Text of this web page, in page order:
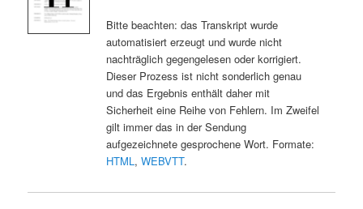
Bitte beachten: das Transkript wurde
automatisiert erzeugt und wurde nicht
nachträglich gegengelesen oder korrigiert.
Dieser Prozess ist nicht sonderlich genau
und das Ergebnis enthält daher mit
Sicherheit eine Reihe von Fehlern. Im Zweifel
gilt immer das in der Sendung
aufgezeichnete gesprochene Wort. Formate:
HTML, WEBVTT.